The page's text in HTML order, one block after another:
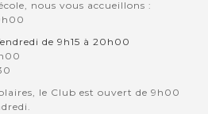
nous vous accueillons :
de 9h15 à 20h00
le Club est ouvert de 9h00